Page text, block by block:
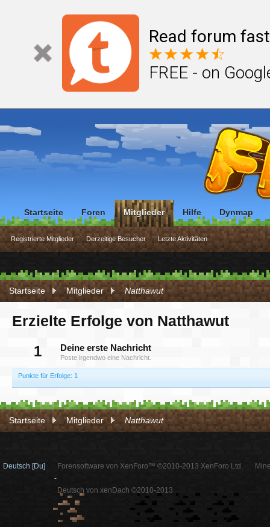
Read forum
FREE - on
Startseite Mitglieder Natthawut
Erzielte Erfolge von Natthawut
1 Deine erste Nachricht
Poste irgendwo eine Nachricht.
Punkte für Erfolge: 1
Startseite Mitglieder Natthawut
Startseite Foren Mitglieder
Registrierte Mitglieder Derzeitige Besucher Letzte Aktivitäten
Hilfe Dynmap
Deutsch [Du]
Forensoftware von XenForo™ ©2010-2013 XenForo Ltd.
-
Deutsch von xenDach ©2010-2013